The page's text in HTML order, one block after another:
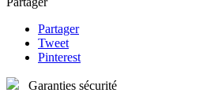
Partager
Tweet
Pinterest
Garanties sécurité